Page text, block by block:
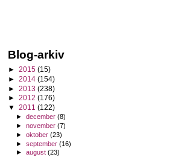
Blog-arkiv
► 2015 (15)
► 2014 (154)
► 2013 (238)
► 2012 (176)
▼ 2011 (122)
►december(8)
►november(7)
►oktober(23)
►september(16)
►august(23)